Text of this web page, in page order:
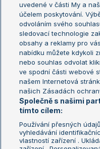
Aktualní trendy
Fotbalové přestupy
Livesport Daily
LS Prague Open
Podmínky užití
uvedené v části My a
účelem poskytování.
odvoláním svého
sledovací technologie
obsahy a reklamy pro
nabídku můžete kdykoli
nebo souhlas odvolat
ve spodní části webové
našem Internetová
našich Zásadách
Společně s našimi
tímto cílem:
Používání přesných
vyhledávání
vlastností zařízení .